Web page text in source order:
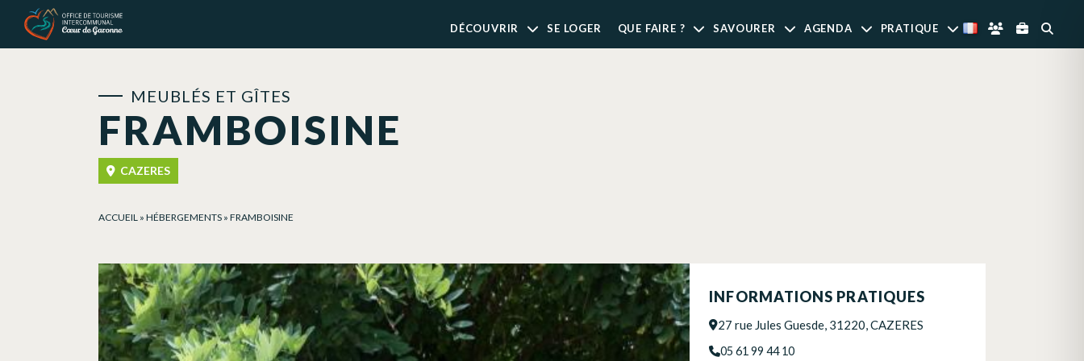
DÉCOUVRIR SE LOGER QUE FAIRE ? SAVOURER AGENDA PRATIQUE
FRAMBOISINE
MEUBLÉS ET GÎTES
CAZERES
ACCUEIL » HÉBERGEMENTS » FRAMBOISINE
INFORMATIONS PRATIQUES
27 rue Jules Guesde, 31220, CAZERES
05 61 99 44 10
Panneau de gestion des cookies